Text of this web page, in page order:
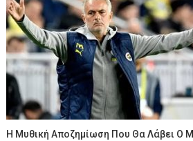
Η Μυθική Αποζημίωση Που Θα Λάβει Ο